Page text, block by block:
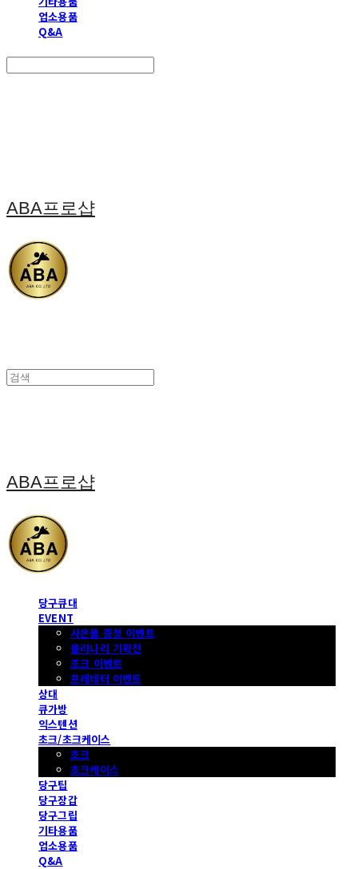
업소용품
Q&A
ABA프로샵
ABA프로샵
당구큐대
EVENT
사은품 증정 이벤트
몰리나리 기획전
초크 이벤트
프레데터 이벤트
상대
큐가방
익스텐션
초크/초크케이스
초크
초크케이스
당구팁
당구장갑
당구그립
기타용품
업소용품
Q&A